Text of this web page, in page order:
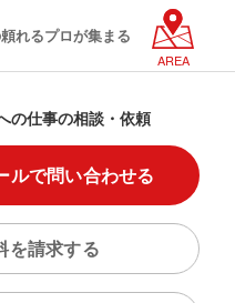
れるプロが集まる
AREA
の仕事の相談・依頼
ルで問い合わせる
を請求する